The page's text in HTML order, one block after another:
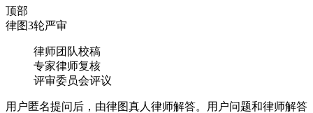
顶部
律图3轮严审
律师团队校稿
专家律师复核
评审委员会评议
用户匿名提问后，由律图真人律师解答。用户问题和律师解答